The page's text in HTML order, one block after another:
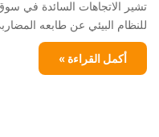
تشير الاتجاهات السائدة في
للنظام البيئي عن طابعه
أكمل القراءة »